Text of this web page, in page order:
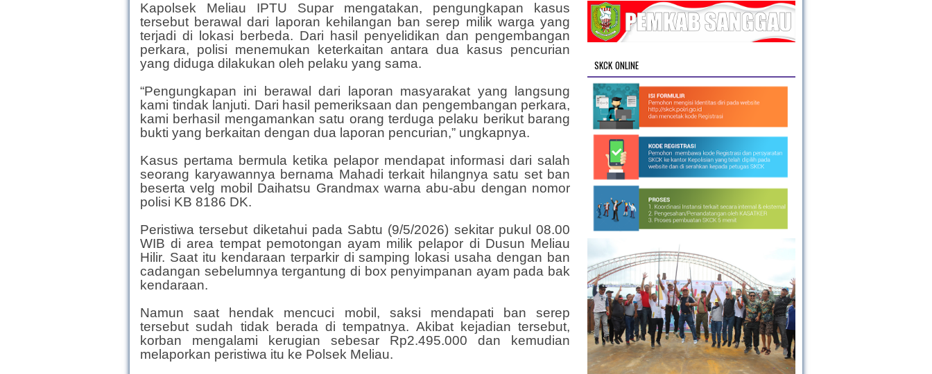
Kapolsek Meliau IPTU Supar mengatakan, pengungkapan kasus
tersebut berawal dari laporan kehilangan ban serep milik warga yang
terjadi di lokasi berbeda. Dari hasil penyelidikan dan pengembangan
perkara, polisi menemukan keterkaitan antara dua kasus pencurian
yang diduga dilakukan oleh pelaku yang sama.
“Pengungkapan ini berawal dari laporan masyarakat yang langsung
kami tindak lanjuti. Dari hasil pemeriksaan dan pengembangan perkara,
kami berhasil mengamankan satu orang terduga pelaku berikut barang
bukti yang berkaitan dengan dua laporan pencurian,” ungkapnya.
Kasus pertama bermula ketika pelapor mendapat informasi dari salah
seorang karyawannya bernama Mahadi terkait hilangnya satu set ban
beserta velg mobil Daihatsu Grandmax warna abu-abu dengan nomor
polisi KB 8186 DK.
Peristiwa tersebut diketahui pada Sabtu (9/5/2026) sekitar pukul 08.00
WIB di area tempat pemotongan ayam milik pelapor di Dusun Meliau
Hilir. Saat itu kendaraan terparkir di samping lokasi usaha dengan ban
cadangan sebelumnya tergantung di box penyimpanan ayam pada bak
kendaraan.
Namun saat hendak mencuci mobil, saksi mendapati ban serep
tersebut sudah tidak berada di tempatnya. Akibat kejadian tersebut,
korban mengalami kerugian sebesar Rp2.495.000 dan kemudian
melaporkan peristiwa itu ke Polsek Meliau.
SKCK ONLINE